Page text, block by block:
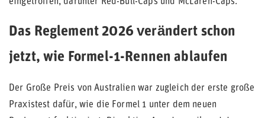
Das Reglement 2026 verändert schon
jetzt, wie Formel-1-Rennen ablaufen
Der Große Preis von Australien war zugleich der erste große
Praxistest dafür, wie die Formel 1 unter dem neuen